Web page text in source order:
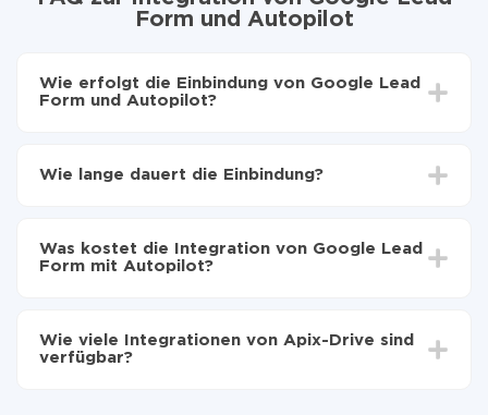
Form und Autopilot
Wie erfolgt die Einbindung von Google Lead
Form und Autopilot?
Autopilot zu übertragen
Lead Form auf Autopilot übertragen
Wie lange dauert die Einbindung?
Im Durchschnitt dauert es 10-15 Minuten.
Was kostet die Integration von Google Lead
Form mit Autopilot?
zahlen nur für die Datenmenge, die über unseren
Service von einem System auf ein anderes übertragen
Wie viele Integrationen von Apix-Drive sind
verfügbar?